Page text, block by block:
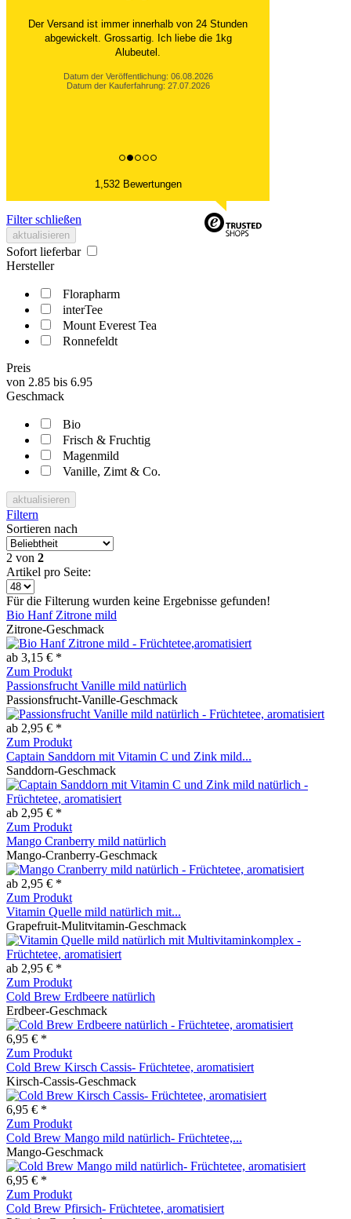
Der Versand ist immer innerhalb von 24 Stunden
abgewickelt. Grossartig. Ich liebe die 1kg
Alubeutel.
Datum der Veröffentlichung: 06.08.2026
Datum der Kauferfahrung: 27.07.2026
1,532 Bewertungen
Filter schließen
aktualisieren
Sofort lieferbar
Hersteller
Florapharm
interTee
Mount Everest Tea
Ronnefeldt
Preis
von 2.85 bis 6.95
Geschmack
Bio
Frisch & Fruchtig
Magenmild
Vanille, Zimt & Co.
aktualisieren
Filtern
Sortieren nach
2 von 2
Artikel pro Seite:
Für die Filterung wurden keine Ergebnisse gefunden!
Bio Hanf Zitrone mild
Zitrone-Geschmack
ab 3,15 € *
Zum Produkt
Passionsfrucht Vanille mild natürlich
Passionsfrucht-Vanille-Geschmack
ab 2,95 € *
Zum Produkt
Captain Sanddorn mit Vitamin C und Zink mild...
Sanddorn-Geschmack
ab 2,95 € *
Zum Produkt
Mango Cranberry mild natürlich
Mango-Cranberry-Geschmack
ab 2,95 € *
Zum Produkt
Vitamin Quelle mild natürlich mit...
Grapefruit-Mulitvitamin-Geschmack
ab 2,95 € *
Zum Produkt
Cold Brew Erdbeere natürlich
Erdbeer-Geschmack
6,95 € *
Zum Produkt
Cold Brew Kirsch Cassis- Früchtetee, aromatisiert
Kirsch-Cassis-Geschmack
6,95 € *
Zum Produkt
Cold Brew Mango mild natürlich- Früchtetee,...
Mango-Geschmack
6,95 € *
Zum Produkt
Cold Brew Pfirsich- Früchtetee, aromatisiert